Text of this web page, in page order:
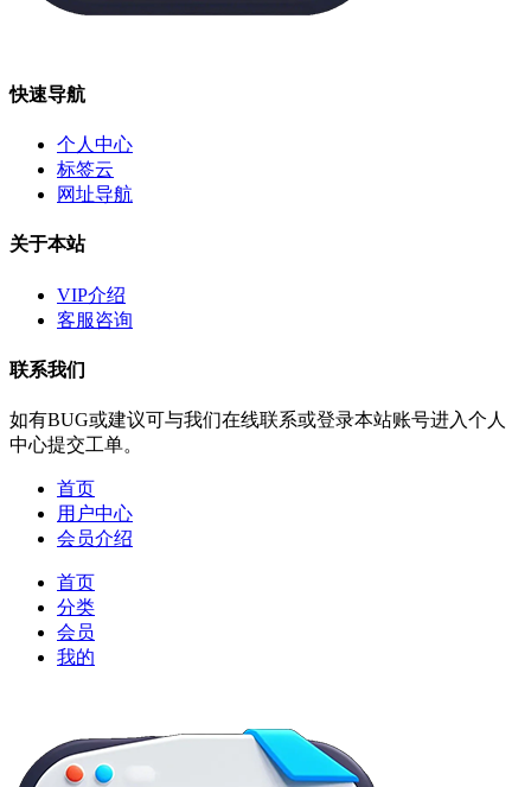
快速导航
个人中心
标签云
网址导航
关于本站
VIP介绍
客服咨询
联系我们
如有BUG或建议可与我们在线联系或登录本站账号进入个人
中心提交工单。
首页
用户中心
会员介绍
首页
分类
会员
我的